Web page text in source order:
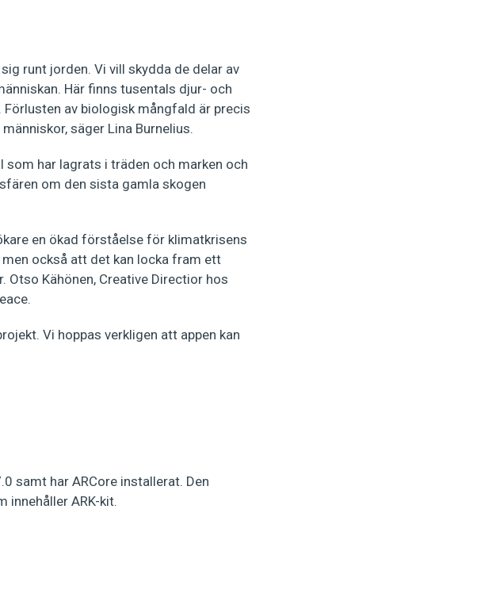
runt jorden. Vi vill skydda de delar av
Här finns tusentals djur- och
av biologisk mångfald är precis
säger Lina Burnelius.
har lagrats i träden och marken och
om den sista gamla skogen
en ökad förståelse för klimatkrisens
också att det kan locka fram ett
Kähönen, Creative Directior hos
Vi hoppas verkligen att appen kan
samt har ARCore installerat. Den
innehåller ARK-kit.